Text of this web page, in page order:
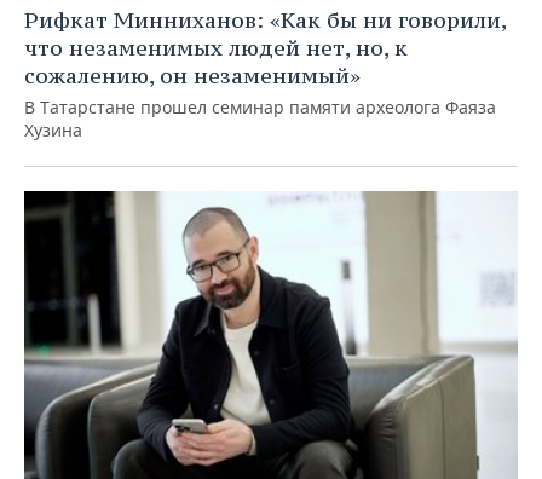
Рифкат Минниханов: «Как бы ни говорили,
что незаменимых людей нет, но, к
сожалению, он незаменимый»
В Татарстане прошел семинар памяти археолога Фаяза
Хузина